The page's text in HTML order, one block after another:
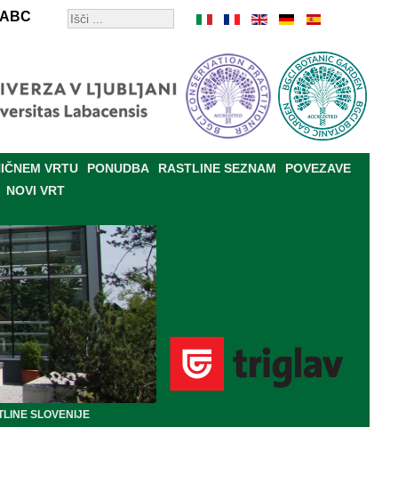
ABC
VRTU PONUDBA RASTLINE SEZNAM
POVEZAVE
NOVI VRT
SLOVENIJE